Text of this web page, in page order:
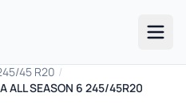
45 R20 /
ALL SEASON 6 245/45R20